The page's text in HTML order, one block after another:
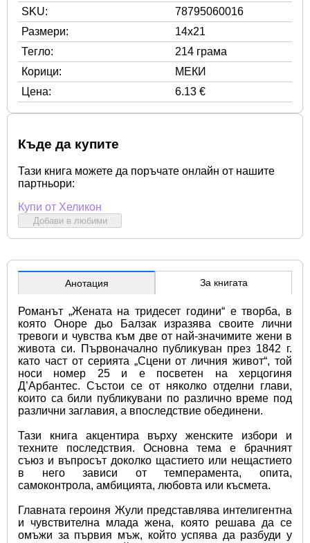
SKU:
78795060016
Размери:
14x21
Тегло:
214 грама
Корици:
МЕКИ
Цена:
6.13 €
Къде да купите
Тази книга можете да поръчате онлайн от нашите
партньори:
Купи от Хеликон
Добави в любими
Анотация За книгата
Романът „Жената на тридесет години“ е творба, в
която Оноре дьо Балзак изразява своите лични
тревоги и чувства към две от най-значимите жени в
живота си. Първоначално публикуван през 1842 г.
като част от серията „Сцени от личния живот“, той
носи номер 25 и е посветен на херцогиня
Д’Арбантес. Състои се от няколко отделни глави,
които са били публикувани по различно време под
различни заглавия, а впоследствие обединени.
Тази книга акцентира върху женските избори и
техните последствия. Основна тема е брачният
съюз и въпросът доколко щастието или нещастието
в него зависи от темперамента, опита,
самоконтрола, амбицията, любовта или късмета.
Главната героиня Жули представлява интелигентна
и чувствителна млада жена, която решава да се
омъжи за първия мъж, който успява да разбуди у